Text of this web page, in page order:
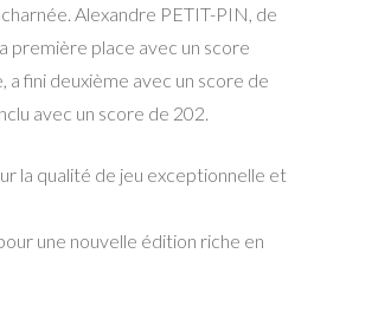
Alexandre PETIT-PIN, de
première place avec un score
fini deuxième avec un score de
avec un score de 202.
la qualité de jeu exceptionnelle et
une nouvelle édition riche en